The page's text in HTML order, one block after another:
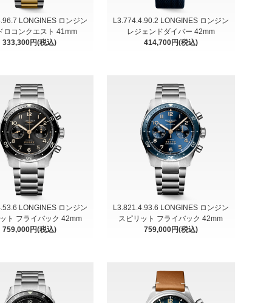
LONGINES ロンジン
ロコンクエスト 41mm
333,300円(税込)
L3.774.4.90.2 LONGINES ロンジン
レジェンドダイバー 42mm
414,700円(税込)
LONGINES ロンジン
ト フライバック 42mm
759,000円(税込)
L3.821.4.93.6 LONGINES ロンジン
スピリット フライバック 42mm
759,000円(税込)